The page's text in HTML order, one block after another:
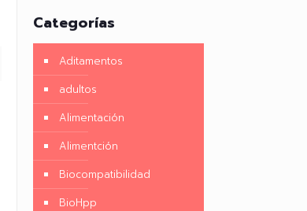
Categorías
Aditamentos
adultos
Alimentación
Alimentción
Biocompatibilidad
BioHpp